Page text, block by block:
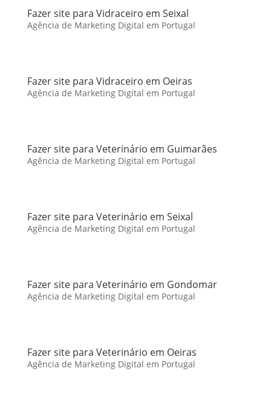
Fazer site para Vidraceiro em Seixal
Agência de Marketing Digital em Portugal
Fazer site para Vidraceiro em Oeiras
Agência de Marketing Digital em Portugal
Fazer site para Veterinário em Guimarães
Agência de Marketing Digital em Portugal
Fazer site para Veterinário em Seixal
Agência de Marketing Digital em Portugal
Fazer site para Veterinário em Gondomar
Agência de Marketing Digital em Portugal
Fazer site para Veterinário em Oeiras
Agência de Marketing Digital em Portugal